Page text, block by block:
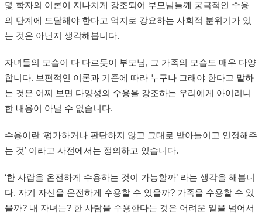
몇 학자의 이론이 지나치게 강조되어 부모님들께 궁극적인 수용
의 단계에 도달해야 한다고 억지로 강요하는 사회적 분위기가 있
는 것은 아닌지 생각해봅니다.
자녀들의 모습이 다 다르듯이 부모님, 그 가족의 모습도 매우 다양
합니다. 보편적인 이론과 기준에 따라 누구나 그래야 한다고 말하
는 것은 어찌 보면 다양성의 수용을 강조하는 우리에게 아이러니
한 내용이 아닐 수 없습니다.
수용이란 ‘평가하거나 판단하지 않고 그대로 받아들이고 인정해주
는 것’ 이라고 사전에서는 정의하고 있습니다.
‘한 사람을 온전하게 수용하는 것이 가능할까’ 라는 생각을 해봅니
다. 자기 자신을 온전하게 수용할 수 있을까? 가족을 수용할 수 있
을까? 내 자녀는? 한 사람을 수용한다는 것은 어려운 일을 넘어서